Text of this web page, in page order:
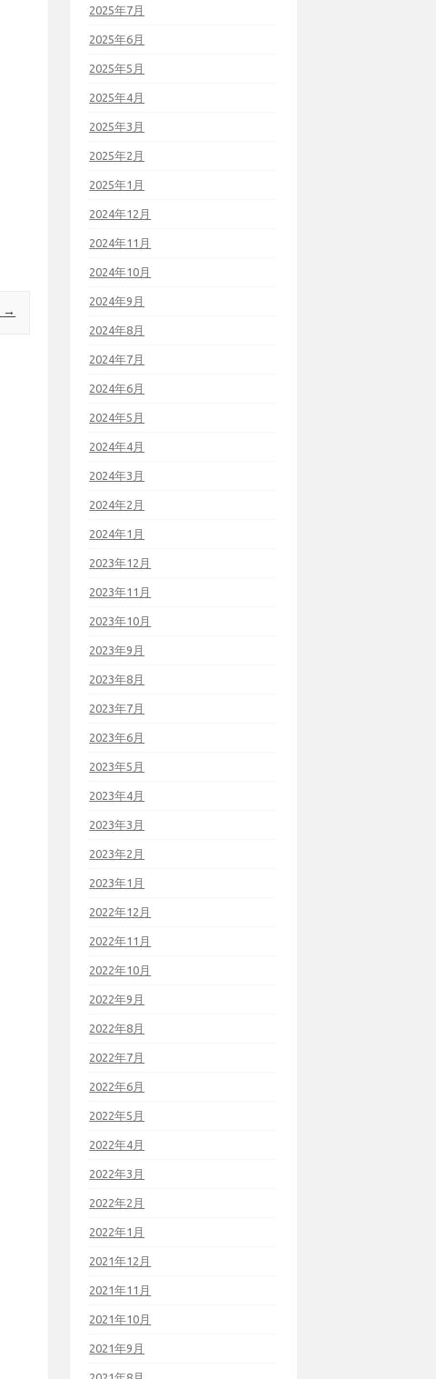
→
2025年7月
2025年6月
2025年5月
2025年4月
2025年3月
2025年2月
2025年1月
2024年12月
2024年11月
2024年10月
2024年9月
2024年8月
2024年7月
2024年6月
2024年5月
2024年4月
2024年3月
2024年2月
2024年1月
2023年12月
2023年11月
2023年10月
2023年9月
2023年8月
2023年7月
2023年6月
2023年5月
2023年4月
2023年3月
2023年2月
2023年1月
2022年12月
2022年11月
2022年10月
2022年9月
2022年8月
2022年7月
2022年6月
2022年5月
2022年4月
2022年3月
2022年2月
2022年1月
2021年12月
2021年11月
2021年10月
2021年9月